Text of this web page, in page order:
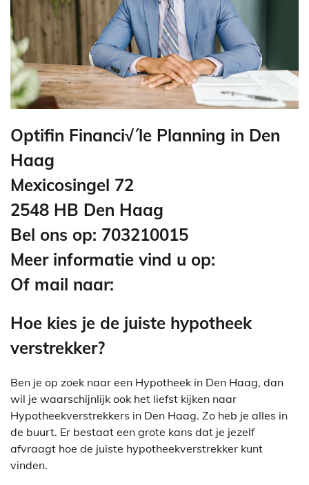
Optifin Financi√´le Planning in Den
Haag
Mexicosingel 72
2548 HB Den Haag
Bel ons op: 703210015
Meer informatie vind u op:
Of mail naar:
Hoe kies je de juiste hypotheek
verstrekker?
Ben je op zoek naar een Hypotheek in Den Haag, dan
wil je waarschijnlijk ook het liefst kijken naar
Hypotheekverstrekkers in Den Haag. Zo heb je alles in
de buurt. Er bestaat een grote kans dat je jezelf
afvraagt hoe de juiste hypotheekverstrekker kunt
vinden.